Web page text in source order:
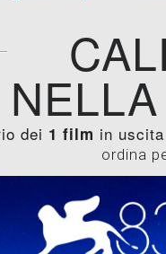
dei 1 film in
ordina